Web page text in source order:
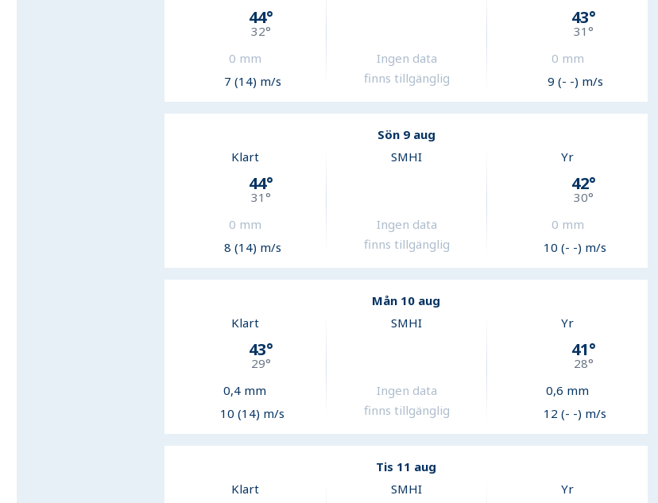
44°
32°
0 mm
7 (14) m/s
Ingen data
finns tillgänglig
43°
31 °
0 mm
9 (- -) m/s
Sön 9 aug
Klart
44°
31 °
0 mm
8 (14) m/s
SMHI
Ingen data
finns tillgänglig
Yr
42°
30°
0 mm
10 (- -) m/s
Mån 10 aug
Klart
43°
29°
0,4 mm
10 (14) m/s
SMHI
Ingen data
finns tillgänglig
Yr
41°
28°
0,6 mm
12 (- -) m/s
Tis 11 aug
Klart
SMHI Yr